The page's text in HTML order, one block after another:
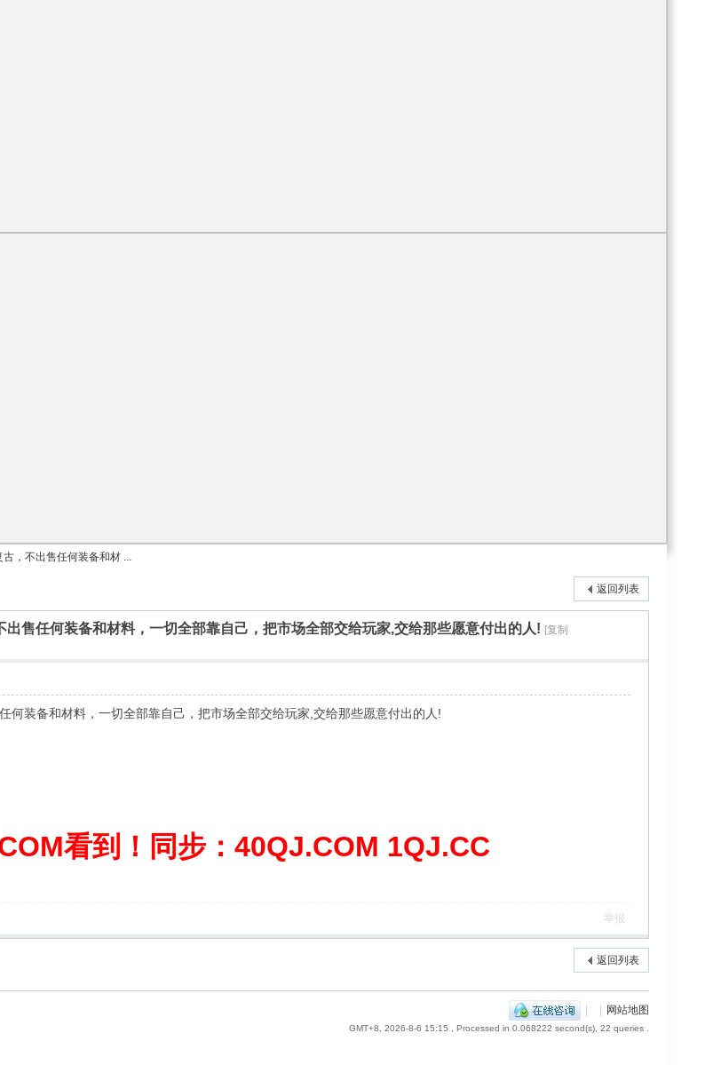
，不出售任何装备和材 ...
返回列表
售任何装备和材料，一切全部靠自己，把市场全部交给玩家,交给那些愿意付出的人! [复制
任何装备和材料，一切全部靠自己，把市场全部交给玩家,交给那些愿意付出的人!
看到！同步：40QJ.COM 1QJ.CC
举报
返回列表
| | 网站地图
GMT+8, 2026-8-6 15:15 , Processed in 0.068222 second(s), 22 queries .